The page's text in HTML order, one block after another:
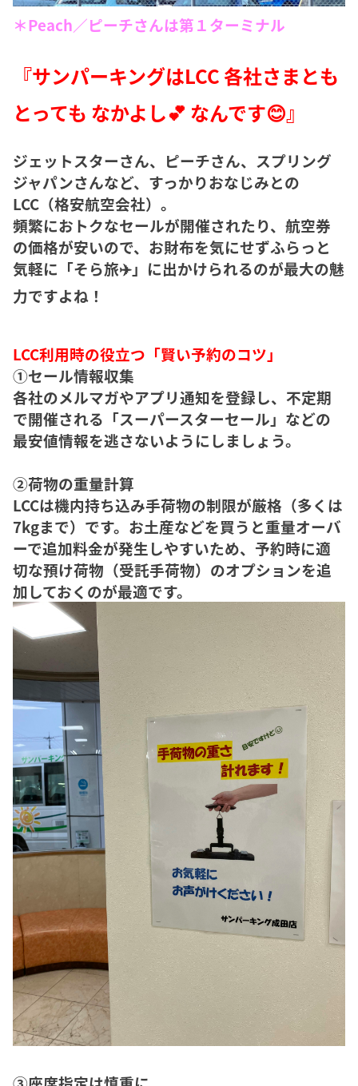
＊Peach／ピーチさんは第１ターミナル
『サンパーキングはLCC 各社さまとも
とっても なかよし💕 なんです😊』
ジェットスターさん、ピーチさん、スプリング
ジャパンさんなど、すっかりおなじみとの
LCC（格安航空会社）。
頻繁におトクなセールが開催されたり、航空券
の価格が安いので、お財布を気にせずふらっと
気軽に「そら旅✈️」に出かけられるのが最大の魅
力ですよね！
LCC利用時の役立つ「賢い予約のコツ」
①セール情報収集
各社のメルマガやアプリ通知を登録し、不定期
で開催される「スーパースターセール」などの
最安値情報を逃さないようにしましょう。
②荷物の重量計算
LCCは機内持ち込み手荷物の制限が厳格（多くは
7kgまで）です。お土産などを買うと重量オーバ
ーで追加料金が発生しやすいため、予約時に適
切な預け荷物（受託手荷物）のオプションを追
加しておくのが最適です。